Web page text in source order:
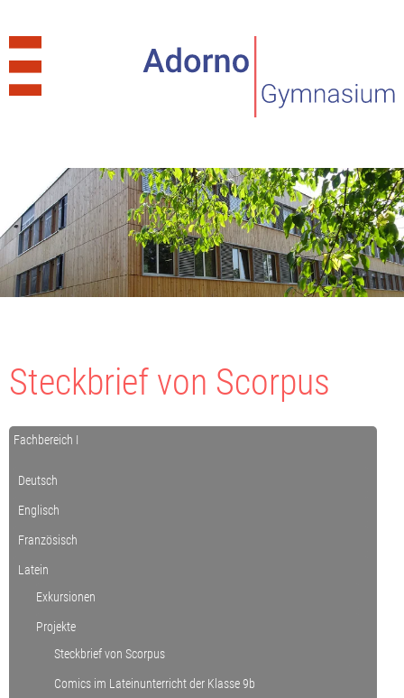
Steckbrief von Scorpus
Fachbereich I
Deutsch
Englisch
Französisch
Latein
Exkursionen
Projekte
Steckbrief von Scorpus
Comics im Lateinunterricht der Klasse 9b